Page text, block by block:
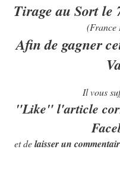
Tirage au Sort le
(France
Afin de gagner
Il vous
"Like" l'article
et delaisser un